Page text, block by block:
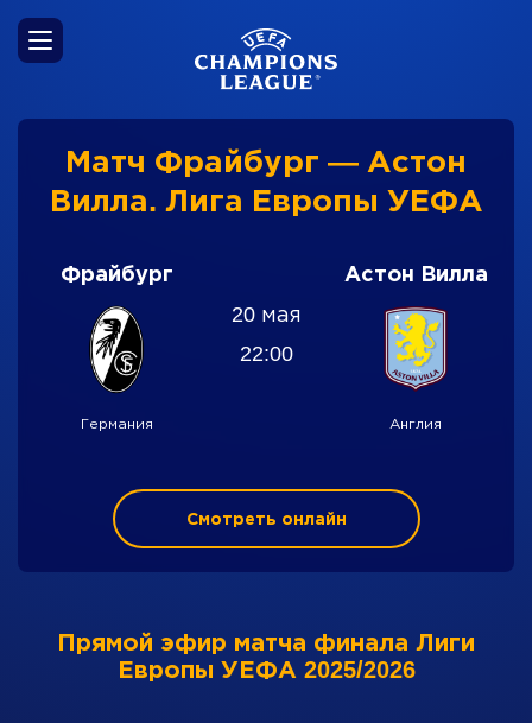
Матч Фрайбург — Астон
Вилла. Лига Европы УЕФА
Фрайбург
Германия
20 мая
22:00
Астон Вилла
Англия
Смотреть онлайн
Прямой эфир матча финала Лиги
Европы УЕФА 2025/2026